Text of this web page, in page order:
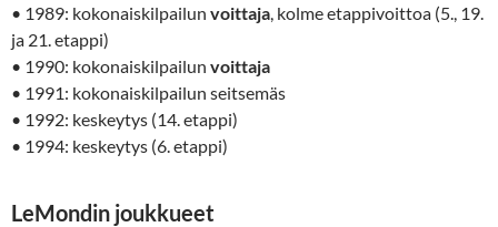
• 1989: kokonaiskilpailun voittaja, kolme etappivoittoa (5., 19.
ja 21. etappi)
• 1990: kokonaiskilpailun voittaja
• 1991: kokonaiskilpailun seitsemäs
• 1992: keskeytys (14. etappi)
• 1994: keskeytys (6. etappi)
LeMondin joukkueet